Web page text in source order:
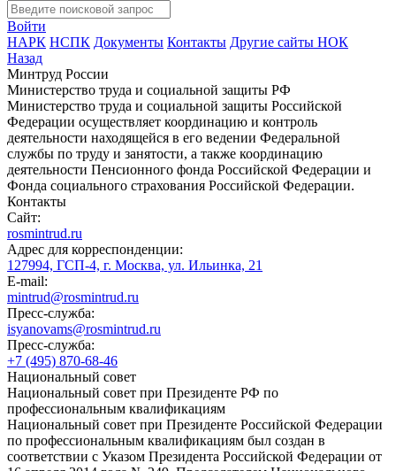
Войти
НАРК НСПК Документы Контакты Другие сайты НОК
Назад
Минтруд России
Министерство труда и социальной защиты РФ
Министерство труда и социальной защиты Российской
Федерации осуществляет координацию и контроль
деятельности находящейся в его ведении Федеральной
службы по труду и занятости, а также координацию
деятельности Пенсионного фонда Российской Федерации и
Фонда социального страхования Российской Федерации.
Контакты
Сайт:
rosmintrud.ru
Адрес для корреспонденции:
127994, ГСП-4, г. Москва, ул. Ильинка, 21
E-mail:
mintrud@rosmintrud.ru
Пресс-служба:
isyanovams@rosmintrud.ru
Пресс-служба:
+7 (495) 870-68-46
Национальный совет
Национальный совет при Президенте РФ по
профессиональным квалификациям
Национальный совет при Президенте Российской Федерации
по профессиональным квалификациям был создан в
соответствии с Указом Президента Российской Федерации от